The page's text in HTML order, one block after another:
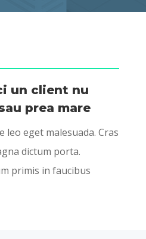
un client nu
prea mare
leo eget malesuada. Cras
dictum porta.
primis in faucibus